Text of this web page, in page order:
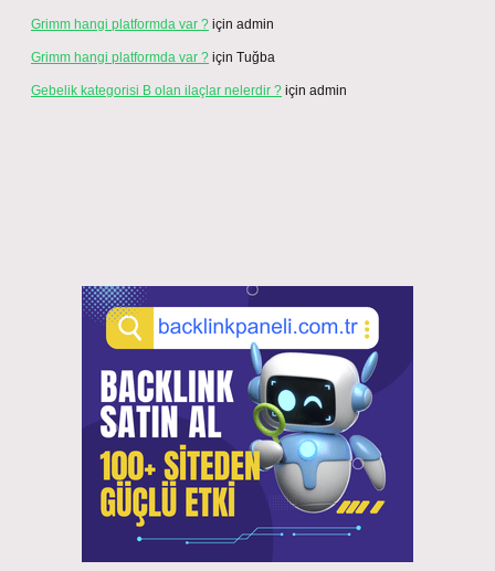
Grimm hangi platformda var ? için admin
Grimm hangi platformda var ? için Tuğba
Gebelik kategorisi B olan ilaçlar nelerdir ? için admin